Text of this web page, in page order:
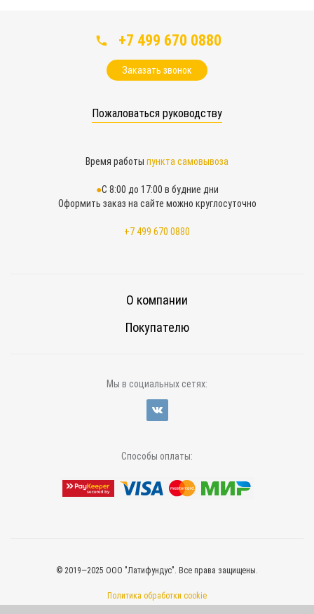
+7 499 670 0880
Заказать звонок
Пожаловаться руководству
Время работы пункта самовывоза
С 8:00 до 17:00 в будние дни
Оформить заказ на сайте можно круглосуточно
+7 499 670 0880
О компании
Покупателю
Мы в социальных сетях:
Способы оплаты:
© 2019—2025 ООО "Латифундус". Все права защищены.
Политика обработки cookie